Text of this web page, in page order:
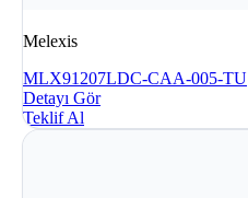
Melexis
MLX91207LDC-CAA-005-TU
Detayı Gör
Teklif Al